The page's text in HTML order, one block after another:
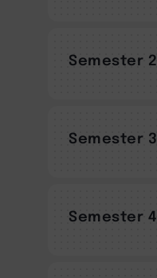
Semester 2
Semester 3
Semester 4